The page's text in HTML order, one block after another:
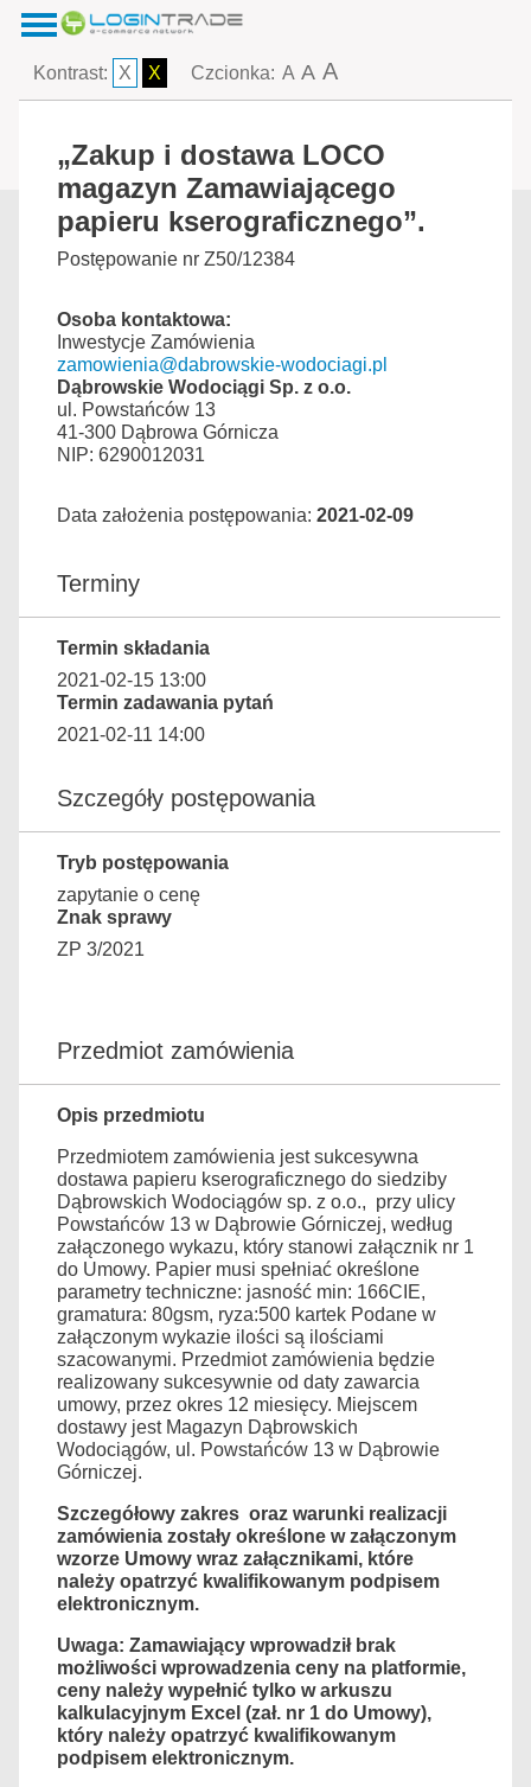
Kontrast: X X Czcionka: A A A
„Zakup i dostawa LOCO
magazyn Zamawiającego
papieru kserograficznego”.
Postępowanie nr Z50/12384
Osoba kontaktowa:
Inwestycje Zamówienia
zamowienia@dabrowskie-wodociagi.pl
Dąbrowskie Wodociągi Sp. z o.o.
ul. Powstańców 13
41-300 Dąbrowa Górnicza
NIP: 6290012031
Data założenia postępowania: 2021-02-09
Terminy
Termin składania
2021-02-15 13:00
Termin zadawania pytań
2021-02-11 14:00
Szczegóły postępowania
Tryb postępowania
zapytanie o cenę
Znak sprawy
ZP 3/2021
Przedmiot zamówienia
Opis przedmiotu
Przedmiotem zamówienia jest sukcesywna
dostawa papieru kserograficznego do siedziby
Dąbrowskich Wodociągów sp. z o.o., przy ulicy
Powstańców 13 w Dąbrowie Górniczej, według
załączonego wykazu, który stanowi załącznik nr 1
do Umowy. Papier musi spełniać określone
parametry techniczne: jasność min: 166CIE,
gramatura: 80gsm, ryza:500 kartek Podane w
załączonym wykazie ilości są ilościami
szacowanymi. Przedmiot zamówienia będzie
realizowany sukcesywnie od daty zawarcia
umowy, przez okres 12 miesięcy. Miejscem
dostawy jest Magazyn Dąbrowskich
Wodociągów, ul. Powstańców 13 w Dąbrowie
Górniczej.
Szczegółowy zakres oraz warunki realizacji
zamówienia zostały określone w załączonym
wzorze Umowy wraz załącznikami, które
należy opatrzyć kwalifikowanym podpisem
elektronicznym.
Uwaga: Zamawiający wprowadził brak
możliwości wprowadzenia ceny na platformie,
ceny należy wypełnić tylko w arkuszu
kalkulacyjnym Excel (zał. nr 1 do Umowy),
który należy opatrzyć kwalifikowanym
podpisem elektronicznym.